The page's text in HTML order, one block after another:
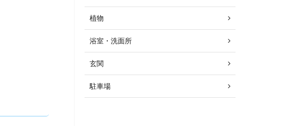
植物
浴室・洗面所
玄関
駐車場